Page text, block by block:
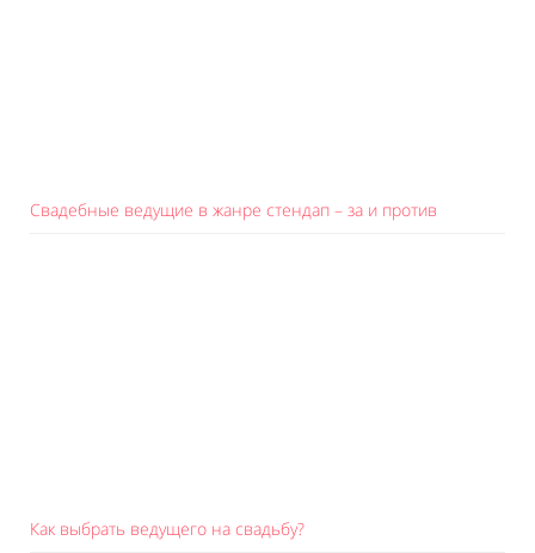
Свадебные ведущие в жанре стендап – за и против
Как выбрать ведущего на свадьбу?